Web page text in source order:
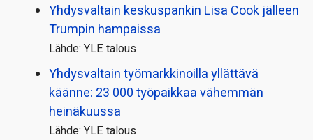
Yhdysvaltain keskuspankin Lisa Cook jälleen
Trumpin hampaissa
Lähde: YLE talous
Yhdysvaltain työmarkkinoilla yllättävä
käänne: 23 000 työpaikkaa vähemmän
heinäkuussa
Lähde: YLE talous